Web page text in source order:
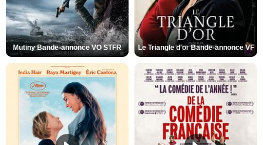
Mutiny Bande-annonce VO STFR Le Triangle d'or Bande-annonce VF